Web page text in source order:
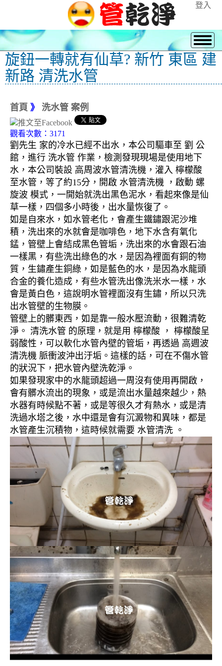
登入
旋鈕一轉就有仙草? 新竹 東區 建
新路 清洗水管
首頁 》 洗水管 案例
觀看次數：3171
劉先生 家的冷水已經不出水，本公司驅車至 劉 公
館，進行 洗水管 作業，檢測發現現場是使用地下
水，本公司裝設 高周波水管清洗機，灌入 檸檬酸
至水管，等了約15分，開啟 水管清洗機 ，啟動 螺
旋波 模式，一開始就洗出黑色泥水，看起來像是仙
草一樣，四個多小時後，出水量恢復了。
如是自來水，如水管老化，會產生鐵鏽跟泥沙堆
積，洗出來的水就會是咖啡色，地下水含有氧化
錳，管壁上會結成黑色管垢，洗出來的水會跟石油
一樣黑，有些洗出綠色的水，是因為裡面有銅的物
質，生鏽產生銅綠，如是藍色的水，是因為水龍頭
合金的養化造成，有些水管洗出像洗米水一樣，水
會是黃白色，這說明水管裡面沒有生鏽，所以只洗
出水管壁的生物膜。
管壁上的髒東西，如是靠一般水壓流動，很難清乾
淨。 清洗水管 的原理，就是用 檸檬酸 ， 檸檬酸呈
弱酸性，可以軟化水管內壁的管垢，再透過 高週波
清洗機 脈衝波沖出汙垢。這樣的話，可在不傷水管
的狀況下，把水管內壁洗乾淨。
如果發現家中的水龍頭超過一周沒有使用再開啟，
會有髒水流出的現象，或是流出水量越來越少，熱
水器有時候點不著，或是等很久才有熱水，或是清
洗過水塔之後，水中還是會有沉澱物和異味，都是
水管產生沉積物，這時候就需要 水管清洗 。